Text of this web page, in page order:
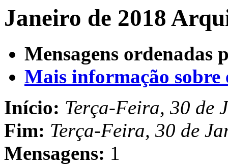
Janeiro de 2018
Mensagens ordenadas
Mais informação sobre
Início: Terça-Feira, 30 de
Fim: Terça-Feira, 30 de
Mensagens: 1